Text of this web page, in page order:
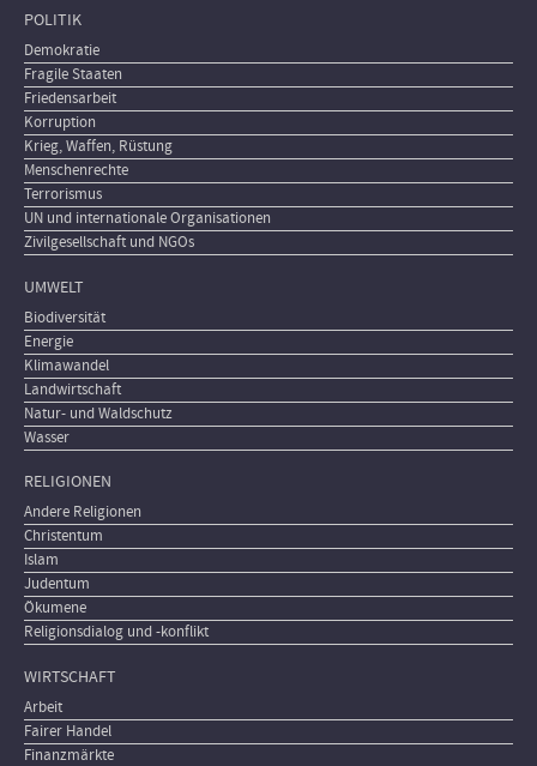
POLITIK
Demokratie
Fragile Staaten
Friedensarbeit
Korruption
Krieg, Waffen, Rüstung
Menschenrechte
Terrorismus
UN und internationale Organisationen
Zivilgesellschaft und NGOs
UMWELT
Biodiversität
Energie
Klimawandel
Landwirtschaft
Natur- und Waldschutz
Wasser
RELIGIONEN
Andere Religionen
Christentum
Islam
Judentum
Ökumene
Religionsdialog und -konflikt
WIRTSCHAFT
Arbeit
Fairer Handel
Finanzmärkte